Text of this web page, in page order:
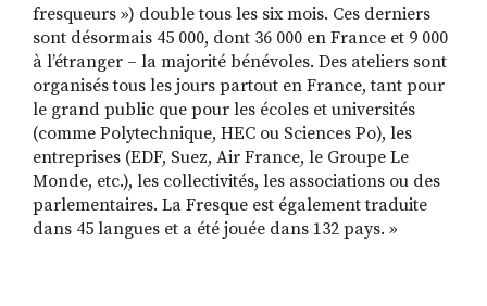
fresqueurs ») double tous les six mois. Ces derniers
sont désormais 45 000, dont 36 000 en France et 9 000
à l’étranger – la majorité bénévoles. Des ateliers sont
organisés tous les jours partout en France, tant pour
le grand public que pour les écoles et universités
(comme Polytechnique, HEC ou Sciences Po), les
entreprises (EDF, Suez, Air France, le Groupe Le
Monde, etc.), les collectivités, les associations ou des
parlementaires. La Fresque est également traduite
dans 45 langues et a été jouée dans 132 pays. »